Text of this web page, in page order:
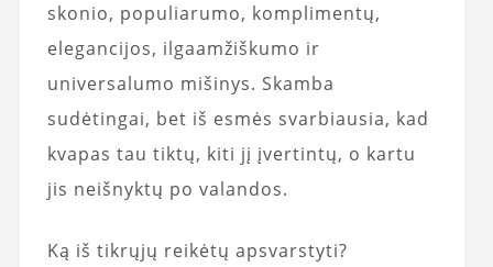
skonio, populiarumo, komplimentų,
elegancijos, ilgaamžiškumo ir
universalumo mišinys. Skamba
sudėtingai, bet iš esmės svarbiausia, kad
kvapas tau tiktų, kiti jį įvertintų, o kartu
jis neišnyktų po valandos.
Ką iš tikrųjų reikėtų apsvarstyti?